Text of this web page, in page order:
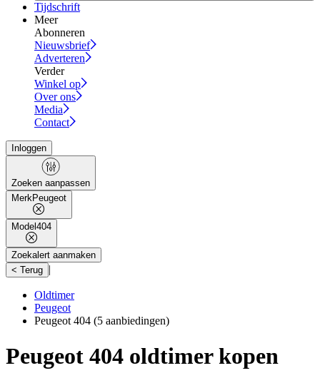
Tijdschrift
Meer
Abonneren
Nieuwsbrief
Adverteren
Verder
Winkel op
Over ons
Media
Contact
Inloggen
Zoeken aanpassen
MerkPeugeot
Model 404
Zoekalert aanmaken
< Terug |
Oldtimer
Peugeot
Peugeot 404 (5 aanbiedingen)
Peugeot 404 oldtimer kopen